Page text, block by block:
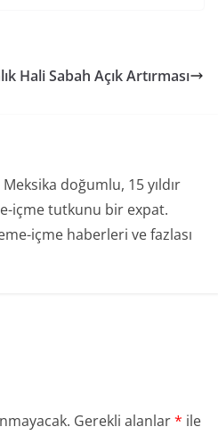
Hali Sabah Açık Artırması
doğumlu, 15 yıldır
içme tutkunu bir expat.
içme haberleri ve fazlası
Gerekli alanlar* ile